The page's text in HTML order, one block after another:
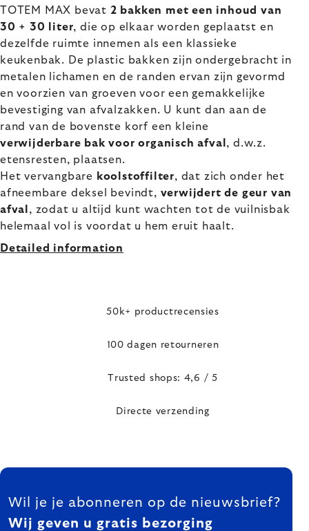
TOTEM MAX bevat 2 bakken met een inhoud van
30 + 30 liter, die op elkaar worden geplaatst en
dezelfde ruimte innemen als een klassieke
keukenbak. De plastic bakken zijn ondergebracht in
metalen lichamen en de randen ervan zijn gevormd
en voorzien van groeven voor een gemakkelijke
bevestiging van afvalzakken. U kunt dan aan de
rand van de bovenste korf een kleine
verwijderbare bak voor organisch afval , d.w.z.
etensresten, plaatsen.
Het vervangbare
koolstoffilter, dat zich onder het
afneembare deksel bevindt, verwijdert de geur van
afval , zodat u altijd kunt wachten tot de vuilnisbak
helemaal vol is voordat u hem eruit haalt.
Detailed information
50k+ productrecensies
100 dagen retourneren
Trusted shops: 4,6 / 5
Directe verzending
FOOTER
Wil je je abonneren op de nieuwsbrief?
Wij geven u gratis bezorging